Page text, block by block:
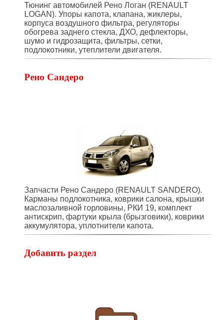
Тюнинг автомобилей Рено Логан (RENAULT
LOGAN). Упоры капота, клапана, жиклеры,
корпуса воздушного фильтра, регуляторы
обогрева заднего стекла, ДХО, дефлекторы,
шумо и гидрозащита, фильтры, сетки,
подлокотники, утеплители двигателя.
Рено Сандеро
Запчасти Рено Сандеро (RENAULT SANDERO).
Карманы подлокотника, коврики салона, крышки
маслозаливной горловины, РКИ 19, комплект
антискрип, фартуки крыла (брызговики), коврики
аккумулятора, уплотнители капота.
Добавить раздел